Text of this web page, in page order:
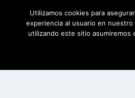
Utilizamos cookies para
experiencia al usuario en
utilizando este sitio asumiremos